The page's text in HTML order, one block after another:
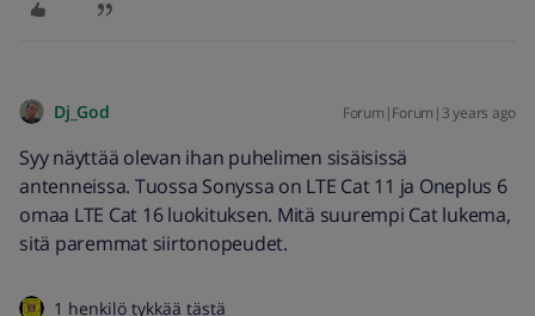
Dj_God Forum|Forum|3 years ago
Syy näyttää olevan ihan puhelimen sisäisissä
antenneissa. Tuossa Sonyssa on LTE Cat 11 ja Oneplus 6
omaa LTE Cat 16 luokituksen. Mitä suurempi Cat lukema,
sitä paremmat siirtonopeudet.
1 henkilö tykkää tästä